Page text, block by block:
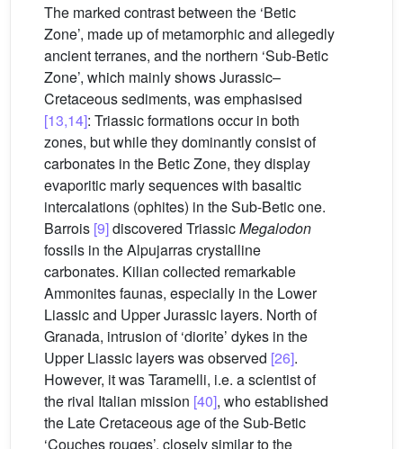
The marked contrast between the ‘Betic
Zone’, made up of metamorphic and allegedly
ancient terranes, and the northern ‘Sub-Betic
Zone’, which mainly shows Jurassic–
Cretaceous sediments, was emphasised
[13,14]: Triassic formations occur in both
zones, but while they dominantly consist of
carbonates in the Betic Zone, they display
evaporitic marly sequences with basaltic
intercalations (ophites) in the Sub-Betic one.
Barrois [9]discovered TriassicMegalodon
fossils in the Alpujarras crystalline
carbonates. Kilian collected remarkable
Ammonites faunas, especially in the Lower
Liassic and Upper Jurassic layers. North of
Granada, intrusion of ‘diorite’ dykes in the
Upper Liassic layers was observed [26].
However, it was Taramelli, i.e. a scientist of
the rival Italian mission [40], who established
the Late Cretaceous age of the Sub-Betic
‘Couches rouges’, closely similar to the